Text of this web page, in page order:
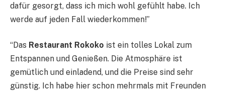
dafür gesorgt, dass ich mich wohl gefühlt habe. Ich
werde auf jeden Fall wiederkommen!”
“Das Restaurant Rokoko ist ein tolles Lokal zum
Entspannen und Genießen. Die Atmosphäre ist
gemütlich und einladend, und die Preise sind sehr
günstig. Ich habe hier schon mehrmals mit Freunden